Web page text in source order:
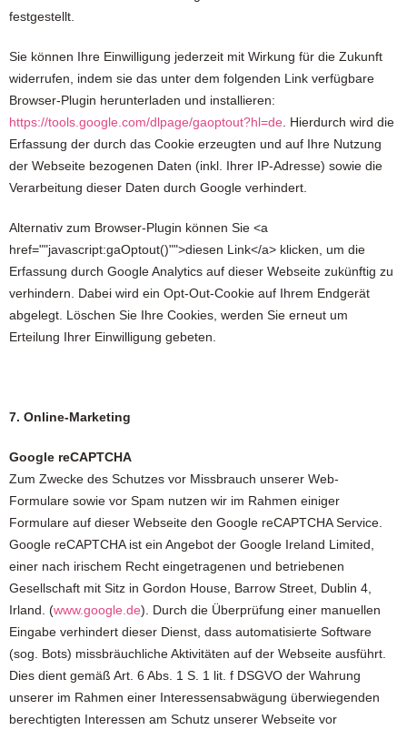
festgestellt.
Sie können Ihre Einwilligung jederzeit mit Wirkung für die Zukunft
widerrufen, indem sie das unter dem folgenden Link verfügbare
Browser-Plugin herunterladen und installieren:
https://tools.google.com/dlpage/gaoptout?hl=de . Hierdurch wird die
Erfassung der durch das Cookie erzeugten und auf Ihre Nutzung
der Webseite bezogenen Daten (inkl. Ihrer IP-Adresse) sowie die
Verarbeitung dieser Daten durch Google verhindert.
Alternativ zum Browser-Plugin können Sie <a
href=""javascript:gaOptout()"">diesen Link</a> klicken, um die
Erfassung durch Google Analytics auf dieser Webseite zukünftig zu
verhindern. Dabei wird ein Opt-Out-Cookie auf Ihrem Endgerät
abgelegt. Löschen Sie Ihre Cookies, werden Sie erneut um
Erteilung Ihrer Einwilligung gebeten.
7. Online-Marketing
Google reCAPTCHA
Zum Zwecke des Schutzes vor Missbrauch unserer Web-
Formulare sowie vor Spam nutzen wir im Rahmen einiger
Formulare auf dieser Webseite den Google reCAPTCHA Service.
Google reCAPTCHA ist ein Angebot der Google Ireland Limited,
einer nach irischem Recht eingetragenen und betriebenen
Gesellschaft mit Sitz in Gordon House, Barrow Street, Dublin 4,
Irland. (www.google.de). Durch die Überprüfung einer manuellen
Eingabe verhindert dieser Dienst, dass automatisierte Software
(sog. Bots) missbräuchliche Aktivitäten auf der Webseite ausführt.
Dies dient gemäß Art. 6 Abs. 1 S. 1 lit. f DSGVO der Wahrung
unserer im Rahmen einer Interessensabwägung überwiegenden
berechtigten Interessen am Schutz unserer Webseite vor